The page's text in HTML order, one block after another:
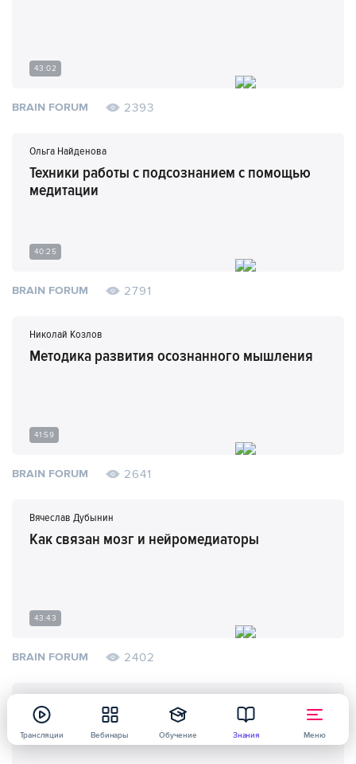
Трансляции Вебинары Обучение Знания Меню
43:02
BRAIN FORUM 2393
Ольга Найденова
Техники работы с подсознанием с помощью
медитации
40:25
BRAIN FORUM 2791
Николай Козлов
Методика развития осознанного мышления
41:59
BRAIN FORUM 2641
Вячеслав Дубынин
Как связан мозг и нейромедиаторы
43:43
BRAIN FORUM 2402
Профайлинг как инструмент избежать
ошибки в бизнесе